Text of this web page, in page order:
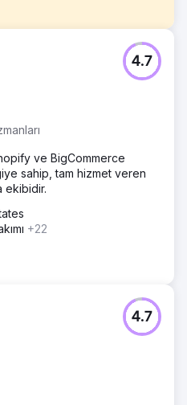
Day Spa'sı, Google'da
çok az trafiğe sahip olduğu
karşılamakta da
onları POS sistemimize
ve onlara kapsamlı
tam hizmet dijital
süredir müşterimiz
tüm işletmelerin üstünde yer
4.7
ve BigCommerce
sahip, tam hizmet veren
ekibidir.
+22
4.7